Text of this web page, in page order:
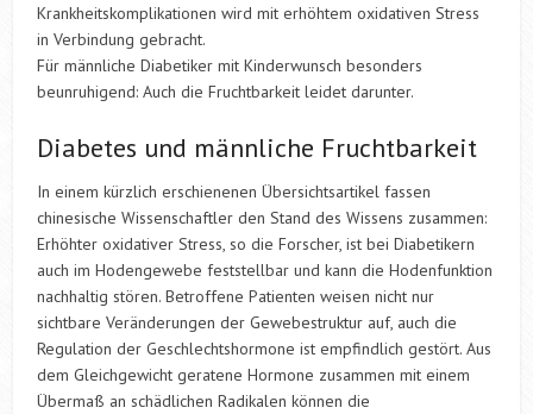
Krankheitskomplikationen wird mit erhöhtem oxidativen Stress
in Verbindung gebracht.
Für männliche Diabetiker mit Kinderwunsch besonders
beunruhigend: Auch die Fruchtbarkeit leidet darunter.
Diabetes und männliche Fruchtbarkeit
In einem kürzlich erschienenen Übersichtsartikel fassen
chinesische Wissenschaftler den Stand des Wissens zusammen:
Erhöhter oxidativer Stress, so die Forscher, ist bei Diabetikern
auch im Hodengewebe feststellbar und kann die Hodenfunktion
nachhaltig stören. Betroffene Patienten weisen nicht nur
sichtbare Veränderungen der Gewebestruktur auf, auch die
Regulation der Geschlechtshormone ist empfindlich gestört. Aus
dem Gleichgewicht geratene Hormone zusammen mit einem
Übermaß an schädlichen Radikalen können die